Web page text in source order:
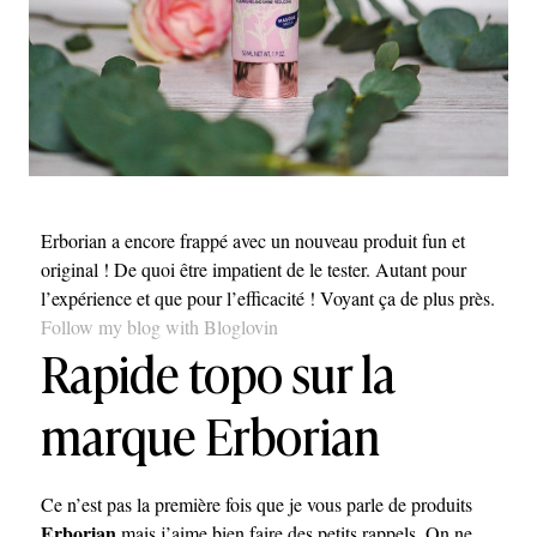
Erborian a encore frappé avec un nouveau produit fun et
original ! De quoi être impatient de le tester. Autant pour
l’expérience et que pour l’efficacité ! Voyant ça de plus près.
Follow my blog with Bloglovin
Rapide topo sur la
marque Erborian
Ce n’est pas la première fois que je vous parle de produits